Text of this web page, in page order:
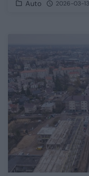
Auto 2026-03-13